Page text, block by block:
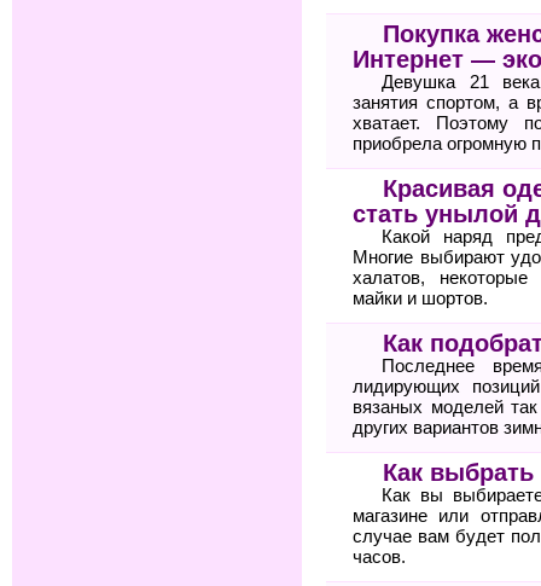
Покупка
Интернет —
Девушка 21
занятия спортом, а
хватает. Поэтому
приобрела огромную
Красивая
стать унылой
Какой наряд
Многие выбирают
халатов,
майки и шортов.
Как
Последнее
лидирующих
вязаных моделей
других вариантов
Как
Как вы
магазине или
случае вам будет
часов.